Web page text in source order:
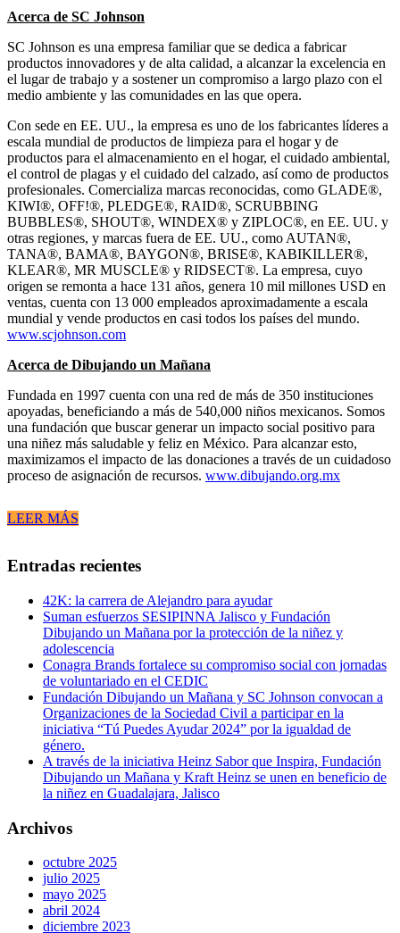
Acerca de SC Johnson
SC Johnson es una empresa familiar que se dedica a fabricar
productos innovadores y de alta calidad, a alcanzar la excelencia en
el lugar de trabajo y a sostener un compromiso a largo plazo con el
medio ambiente y las comunidades en las que opera.
Con sede en EE. UU., la empresa es uno de los fabricantes líderes a
escala mundial de productos de limpieza para el hogar y de
productos para el almacenamiento en el hogar, el cuidado ambiental,
el control de plagas y el cuidado del calzado, así como de productos
profesionales. Comercializa marcas reconocidas, como GLADE®,
KIWI®, OFF!®, PLEDGE®, RAID®, SCRUBBING
BUBBLES®, SHOUT®, WINDEX® y ZIPLOC®, en EE. UU. y
otras regiones, y marcas fuera de EE. UU., como AUTAN®,
TANA®, BAMA®, BAYGON®, BRISE®, KABIKILLER®,
KLEAR®, MR MUSCLE® y RIDSECT®. La empresa, cuyo
origen se remonta a hace 131 años, genera 10 mil millones USD en
ventas, cuenta con 13 000 empleados aproximadamente a escala
mundial y vende productos en casi todos los países del mundo.
www.scjohnson.com
Acerca de Dibujando un Mañana
Fundada en 1997 cuenta con una red de más de 350 instituciones
apoyadas, beneficiando a más de 540,000 niños mexicanos. Somos
una fundación que buscar generar un impacto social positivo para
una niñez más saludable y feliz en México. Para alcanzar esto,
maximizamos el impacto de las donaciones a través de un cuidadoso
proceso de asignación de recursos. www.dibujando.org.mx
LEER MÁS
Entradas recientes
42K: la carrera de Alejandro para ayudar
Suman esfuerzos SESIPINNA Jalisco y Fundación
Dibujando un Mañana por la protección de la niñez y
adolescencia
Conagra Brands fortalece su compromiso social con jornadas
de voluntariado en el CEDIC
Fundación Dibujando un Mañana y SC Johnson convocan a
Organizaciones de la Sociedad Civil a participar en la
iniciativa “Tú Puedes Ayudar 2024” por la igualdad de
género.
A través de la iniciativa Heinz Sabor que Inspira, Fundación
Dibujando un Mañana y Kraft Heinz se unen en beneficio de
la niñez en Guadalajara, Jalisco
Archivos
octubre 2025
julio 2025
mayo 2025
abril 2024
diciembre 2023